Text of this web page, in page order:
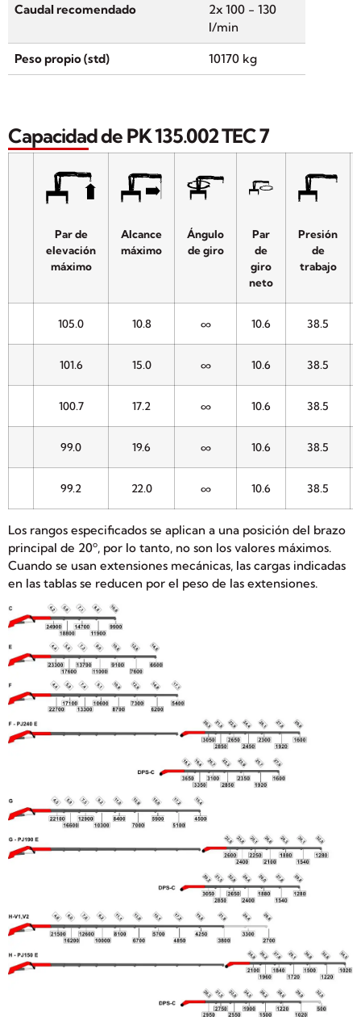
Caudal recomendado
2x 100 - 130
l/min
Peso propio (std) 10170 kg
Capacidad de PK 135.002 TEC 7
Par de
elevación
máximo
Alcance
máximo
Ángulo
de giro
Par
de
giro
neto
Presión
de
trabajo
105.0 10.8 ∞ 10.6 38.5
101.6 15.0 ∞ 10.6 38.5
100.7 17.2 ∞ 10.6 38.5
99.0 19.6 ∞ 10.6 38.5
99.2 22.0 ∞ 10.6 38.5
Los rangos especificados se aplican a una posición del brazo
principal de 20º, por lo tanto, no son los valores máximos.
Cuando se usan extensiones mecánicas, las cargas indicadas
en las tablas se reducen por el peso de las extensiones.